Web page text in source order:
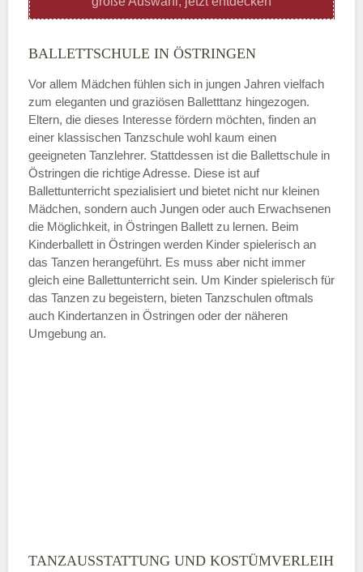
—
ÖFFNUNGSZEITEN HINZUFÜGEN
Freitag
—
ÖFFNUNGSZEITEN HINZUFÜGEN
Samstag
BALLETTSCHULE IN ÖSTRINGEN
Vor allem Mädchen fühlen sich in jungen Jahren vielfach
zum eleganten und graziösen Balletttanz hingezogen.
Eltern, die dieses Interesse fördern möchten, finden an
einer klassischen Tanzschule wohl kaum einen
geeigneten Tanzlehrer. Stattdessen ist die Ballettschule in
Östringen die richtige Adresse. Diese ist auf
Ballettunterricht spezialisiert und bietet nicht nur kleinen
Mädchen, sondern auch Jungen oder auch Erwachsenen
die Möglichkeit, in Östringen Ballett zu lernen. Beim
Kinderballett in Östringen werden Kinder spielerisch an
das Tanzen herangeführt. Es muss aber nicht immer
gleich eine Ballettunterricht sein. Um Kinder spielerisch für
das Tanzen zu begeistern, bieten Tanzschulen oftmals
auch Kindertanzen in Östringen oder der näheren
Umgebung an.
TANZAUSSTATTUNG UND KOSTÜMVERLEIH